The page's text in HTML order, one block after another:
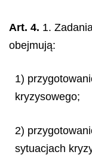
Art. 4. 1.
obejmują:
1)
kryzysowego;
2)
sytuacjach